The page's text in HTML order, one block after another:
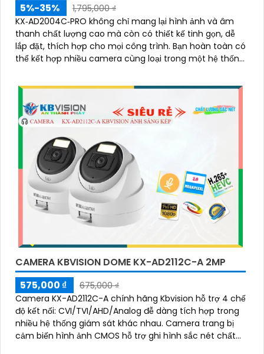
5%-35%
1,795,000 ₫
KX‑AD2004C‑PRO không chỉ mang lại hình ảnh và âm
thanh chất lượng cao mà còn có thiết kế tinh gọn, dễ
lắp đặt, thích hợp cho mọi công trình. Bạn hoàn toàn có
thể kết hợp nhiều camera cùng loại trong một hệ thống
kiệm thời gian và chi phí
CAMERA KBVISION DOME KX-AD2112C-A 2MP
575,000 ₫
675,000 ₫
Camera KX-AD2112C-A chính hãng Kbvision hỗ trợ 4 chế
độ kết nối: CVI/TVI/AHD/Analog đễ dàng tích hợp trong
nhiều hệ thống giám sát khác nhau. Camera trang bị
cảm biến hình ảnh CMOS hỗ trợ ghi hình sắc nét chất